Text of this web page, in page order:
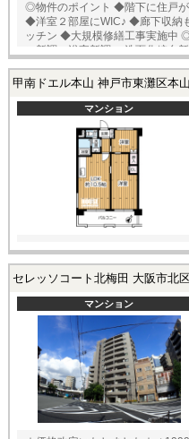
◎物件のポイント ◆階下に住戸が
◆洋室２部屋にWIC♪ ◆廊下収納
ッチン ◆大規模修繕工事実施中 ◎フルリフォーム渡し ・システムキッチ
ン新調・浴室新調 ・洗面化粧台
甲南ドエル本山 神戸市東灘区本
マンション
セレッソコート北梅田 大阪市北
マンション